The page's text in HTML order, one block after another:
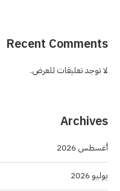
Recent Comments
لا توجد تعليقات للعرض.
Archives
أغسطس 2026
يوليو 2026